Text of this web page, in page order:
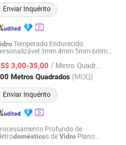
Enviar Inquérito
Temperado Endurecido
3mm 4mm 5mm 6mm
Janelas Portas Móveis
doméstico s Máquinas Preço
3,00-35,00 / Metro Quadrado
Metros Quadrados (MOQ)
Enviar Inquérito
Ltd.
Desde 2017
Profundo de
domésticos deVidro Plano
CO., LTD.